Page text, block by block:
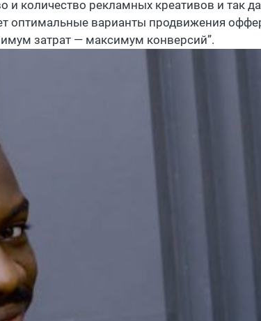
и количество рекламных креативов и так
оптимальные варианты продвижения
затрат — максимум конверсий”.